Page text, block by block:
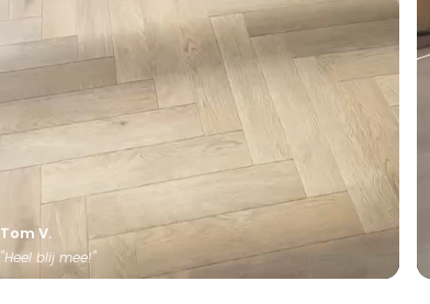
Tom V.
"Heel blij mee!"